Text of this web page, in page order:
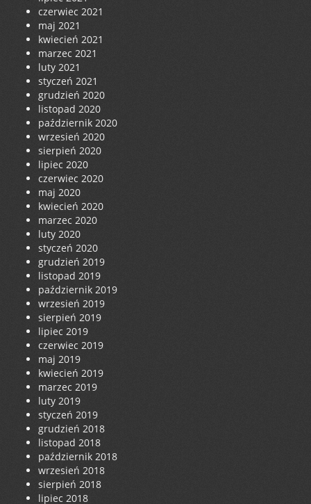
czerwiec 2021
maj 2021
kwiecień 2021
marzec 2021
luty 2021
styczeń 2021
grudzień 2020
listopad 2020
październik 2020
wrzesień 2020
sierpień 2020
lipiec 2020
czerwiec 2020
maj 2020
kwiecień 2020
marzec 2020
luty 2020
styczeń 2020
grudzień 2019
listopad 2019
październik 2019
wrzesień 2019
sierpień 2019
lipiec 2019
czerwiec 2019
maj 2019
kwiecień 2019
marzec 2019
luty 2019
styczeń 2019
grudzień 2018
listopad 2018
październik 2018
wrzesień 2018
sierpień 2018
lipiec 2018